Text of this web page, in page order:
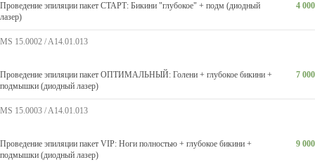
Проведение эпиляции пакет СТАРТ: Бикини "глубокое" + подм (диодный
лазер)
4 000
MS 15.0002 / A14.01.013
Проведение эпиляции пакет ОПТИМАЛЬНЫЙ: Голени + глубокое бикини +
подмышки (диодный лазер)
7 000
MS 15.0003 / A14.01.013
Проведение эпиляции пакет VIP: Ноги полностью + глубокое бикини +
подмышки (диодный лазер)
9 000